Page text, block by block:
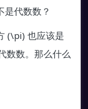
代数数？
(\pi) 也应该是
数数。那么什么